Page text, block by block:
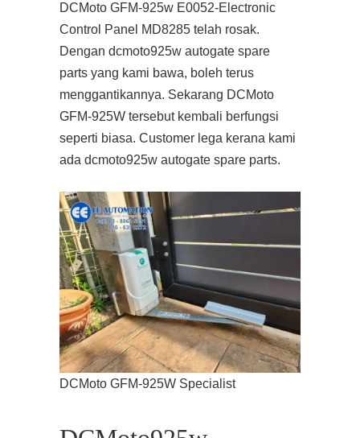
DCMoto GFM-925w E0052-Electronic
Control Panel MD8285 telah rosak.
Dengan dcmoto925w autogate spare
parts yang kami bawa, boleh terus
menggantikannya. Sekarang DCMoto
GFM-925W tersebut kembali berfungsi
seperti biasa. Customer lega kerana kami
ada dcmoto925w autogate spare parts.
DCMoto GFM-925W Specialist